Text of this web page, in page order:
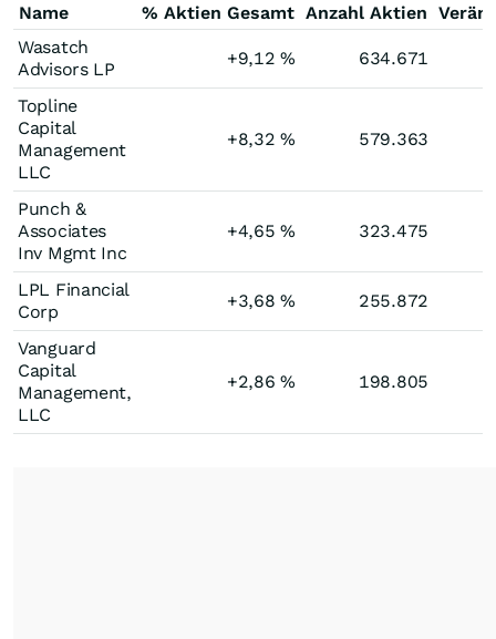
Name
% Aktien Gesamt Anzahl Aktien
Wasatch
Advisors LP
+9,12% 634.671
Topline
Capital
Management
LLC
+8,32% 579.363
Punch &
Associates
Inv Mgmt Inc
+4,65% 323.475
LPL Financial
Corp
+3,68% 255.872
Vanguard
Capital
Management,
LLC
+2,86% 198.805